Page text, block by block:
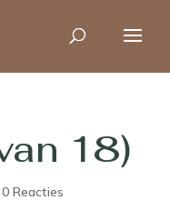
18)
0 Reacties